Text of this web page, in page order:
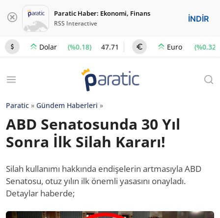
Paratic Haber: Ekonomi, Finans
RSS Interactive İNDİR
Dolar (%0.18) 47.71 Euro (%0.32)
Paratic » Gündem Haberleri »
ABD Senatosunda 30 Yıl
Sonra İlk Silah Kararı!
Silah kullanımı hakkında endişelerin artmasıyla ABD
Senatosu, otuz yılın ilk önemli yasasını onayladı.
Detaylar haberde;